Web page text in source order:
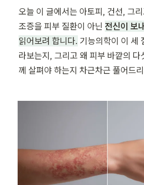
오늘 이 글에서는 아토피, 건선, 그
조증을 피부 질환이 아닌 전신이 보
읽어보려 합니다. 기능의학이 이 세
라보는지, 그리고 왜 피부 바깥의 다
께 살펴야 하는지 차근차근 풀어드